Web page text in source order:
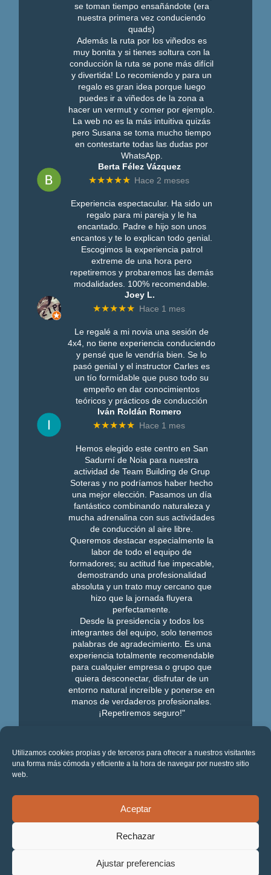
Utilizamos cookies propias y de terceros para ofrecer a nuestros visitantes
una forma más cómoda y eficiente a la hora de navegar por nuestro sitio
web.
Aceptar
Rechazar
Ajustar preferencias
se toman tiempo ensañándote (era
nuestra primera vez conduciendo
quads)
Además la ruta por los viñedos es
muy bonita y si tienes soltura con la
conducción la ruta se pone más difícil
y divertida! Lo recomiendo y para un
regalo es gran idea porque luego
puedes ir a viñedos de la zona a
hacer un vermut y comer por ejemplo.
La web no es la más intuitiva quizás
pero Susana se toma mucho tiempo
en contestarte todas las dudas por
WhatsApp.
Berta Félez Vázquez
★★★★★ Hace 2 meses
Experiencia espectacular. Ha sido un
regalo para mi pareja y le ha
encantado. Padre e hijo son unos
encantos y te lo explican todo genial.
Escogimos la experiencia patrol
extreme de una hora pero
repetiremos y probaremos las demás
modalidades. 100% recomendable.
Joey L.
★★★★★ Hace 1 mes
Le regalé a mi novia una sesión de
4x4, no tiene experiencia conduciendo
y pensé que le vendría bien. Se lo
pasó genial y el instructor Carles es
un tío formidable que puso todo su
empeño en dar conocimientos
teóricos y prácticos de conducción
Iván Roldán Romero
★★★★★ Hace 1 mes
Hemos elegido este centro en San
Sadurní de Noia para nuestra
actividad de Team Building de Grup
Soteras y no podríamos haber hecho
una mejor elección. Pasamos un día
fantástico combinando naturaleza y
mucha adrenalina con sus actividades
de conducción al aire libre.
Queremos destacar especialmente la
labor de todo el equipo de
formadores; su actitud fue impecable,
demostrando una profesionalidad
absoluta y un trato muy cercano que
hizo que la jornada fluyera
perfectamente.
Desde la presidencia y todos los
integrantes del equipo, solo tenemos
palabras de agradecimiento. Es una
experiencia totalmente recomendable
para cualquier empresa o grupo que
quiera desconectar, disfrutar de un
entorno natural increíble y ponerse en
manos de verdaderos profesionales.
¡Repetiremos seguro!"
Ver más opiniones
Segueix connectat:
© 2026 - StressAdrenalina S.L. - Tel.+34 938 183 650